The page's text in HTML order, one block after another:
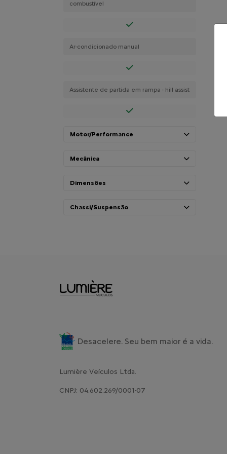
combustível
Ar-condicionado manual
Assistente de partida em rampa - hill assist
Motor/Performance
Mecânica
Dimensões
Chassi/Suspensão
Desacelere. Seu bem maior é a vida.
Lumière Veículos Ltda.
CNPJ: 04.602.269/0001-07